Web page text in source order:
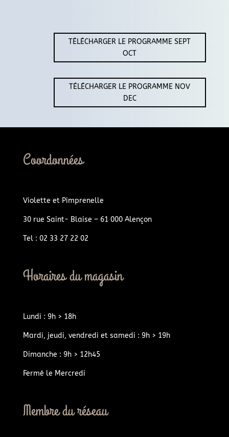
TÉLÉCHARGER LE PROGRAMME SEPT
OCT
TÉLÉCHARGER LE PROGRAMME NOV
DEC
Coordonnées
Violette et Pimprenelle
30 rue Saint- Blaise – 61 000 Alençon
Tel : 02 33 27 22 02
Horaires du magasin
Lundi : 9h > 18h
Mardi, jeudi, vendredi et samedi : 9h > 19h
Dimanche : 9h > 12h45
Fermé le Mercredi
Membre du réseau